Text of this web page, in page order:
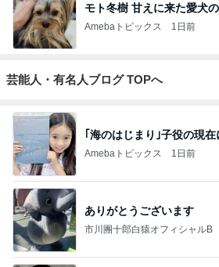
モト冬樹 甘えに来た愛犬
Amebaトピックス 1日前
芸能人・有名人ブログ TOPへ
｢海のはじまり｣子役の現
Amebaトピックス 1日前
ありがとうございます
市川團十郎白猿オフィシャルB